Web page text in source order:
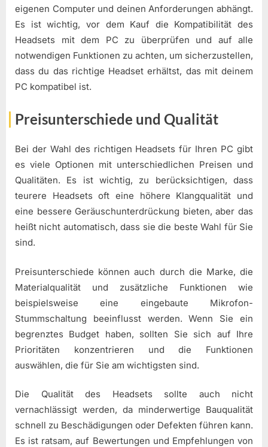
eigenen Computer und deinen Anforderungen abhängt.
Es ist wichtig, vor dem Kauf die Kompatibilität des
Headsets mit dem PC zu überprüfen und auf alle
notwendigen Funktionen zu achten, um sicherzustellen,
dass du das richtige Headset erhältst, das mit deinem
PC kompatibel ist.
Preisunterschiede und Qualität
Bei der Wahl des richtigen Headsets für Ihren PC gibt
es viele Optionen mit unterschiedlichen Preisen und
Qualitäten. Es ist wichtig, zu berücksichtigen, dass
teurere Headsets oft eine höhere Klangqualität und
eine bessere Geräuschunterdrückung bieten, aber das
heißt nicht automatisch, dass sie die beste Wahl für Sie
sind.
Preisunterschiede können auch durch die Marke, die
Materialqualität und zusätzliche Funktionen wie
beispielsweise eine eingebaute Mikrofon-
Stummschaltung beeinflusst werden. Wenn Sie ein
begrenztes Budget haben, sollten Sie sich auf Ihre
Prioritäten konzentrieren und die Funktionen
auswählen, die für Sie am wichtigsten sind.
Die Qualität des Headsets sollte auch nicht
vernachlässigt werden, da minderwertige Bauqualität
schnell zu Beschädigungen oder Defekten führen kann.
Es ist ratsam, auf Bewertungen und Empfehlungen von